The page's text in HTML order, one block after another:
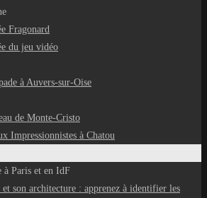
Fragonard
du jeu vidéo
à Auvers-sur-Oise
de Monte-Cristo
Impressionnistes à Chatou
à Paris et en IdF
et son architecture : apprenez à identifier les